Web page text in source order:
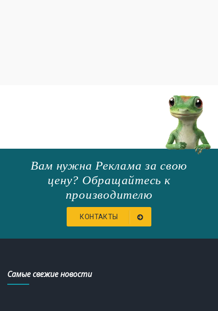
Вам нужна Реклама за свою
цену? Обращайтесь к
производителю
КОНТАКТЫ
Самые свежие новости